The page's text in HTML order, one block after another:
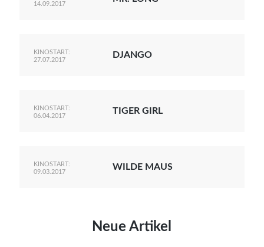
14.09.2017
KINOSTART:
27.07.2017
DJANGO
KINOSTART:
06.04.2017
TIGER GIRL
KINOSTART:
09.03.2017
WILDE MAUS
Neue Artikel